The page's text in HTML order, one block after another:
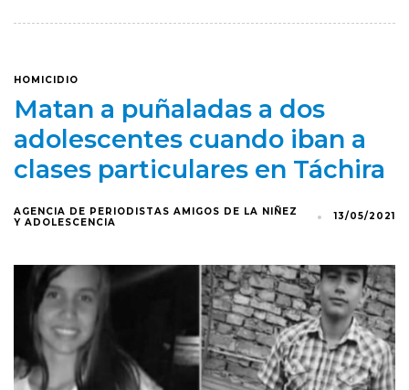
HOMICIDIO
Matan a puñaladas a dos
adolescentes cuando iban a
clases particulares en Táchira
AGENCIA DE PERIODISTAS AMIGOS DE LA NIÑEZ
Y ADOLESCENCIA
13/05/2021